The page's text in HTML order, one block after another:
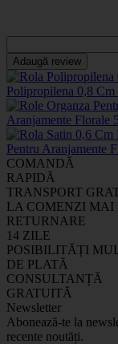
Adaugă review
Polipropilena 0,8
Aranjamente Florale
Pentru Aranjamente
COMANDĂ
RAPIDĂ
TRANSPORT
LA COMENZI MAI
RETURNARE
14 ZILE
POSIBILITĂȚI
DE PLATĂ
CONSULTANȚĂ
GRATUITĂ
Newsletter
Abonează-te la
recente noutăți.